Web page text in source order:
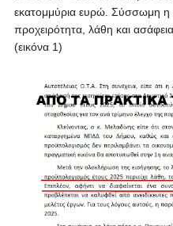
εκατομμύρια ευρώ. Σύσσωμη η
προχειρότητα, λάθη και
(εικόνα 1)